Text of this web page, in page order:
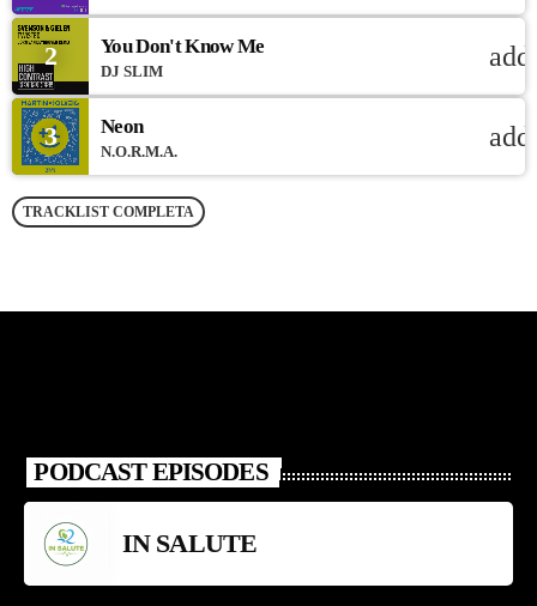
2 You Don't Know Me
DJ SLIM
3 Neon
N.O.R.M.A.
TRACKLIST COMPLETA
PODCAST EPISODES
IN SALUTE